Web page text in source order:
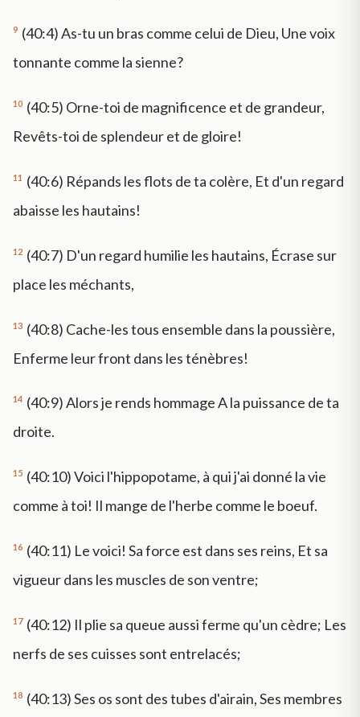
9 (40:4) As-tu un bras comme celui de Dieu, Une voix
tonnante comme la sienne?
10 (40:5) Orne-toi de magnificence et de grandeur,
Revêts-toi de splendeur et de gloire!
11 (40:6) Répands les flots de ta colère, Et d'un regard
abaisse les hautains!
12 (40:7) D'un regard humilie les hautains, Écrase sur
place les méchants,
13 (40:8) Cache-les tous ensemble dans la poussière,
Enferme leur front dans les ténèbres!
14 (40:9) Alors je rends hommage A la puissance de ta
droite.
15 (40:10) Voici l'hippopotame, à qui j'ai donné la vie
comme à toi! Il mange de l'herbe comme le boeuf.
16 (40:11) Le voici! Sa force est dans ses reins, Et sa
vigueur dans les muscles de son ventre;
17 (40:12) Il plie sa queue aussi ferme qu'un cèdre; Les
nerfs de ses cuisses sont entrelacés;
18 (40:13) Ses os sont des tubes d'airain, Ses membres